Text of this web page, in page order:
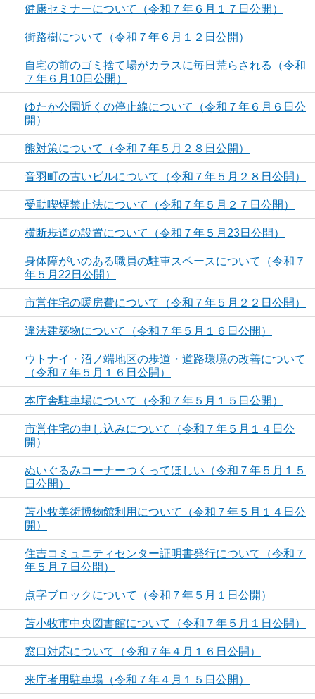
健康セミナーについて（令和７年６月１７日公開）
街路樹について（令和７年６月１２日公開）
自宅の前のゴミ捨て場がカラスに毎日荒らされる（令和
７年６月10日公開）
ゆたか公園近くの停止線について（令和７年６月６日公
開）
熊対策について（令和７年５月２８日公開）
音羽町の古いビルについて（令和７年５月２８日公開）
受動喫煙禁止法について（令和７年５月２７日公開）
横断歩道の設置について（令和７年５月23日公開）
身体障がいのある職員の駐車スペースについて（令和７
年５月22日公開）
市営住宅の暖房費について（令和７年５月２２日公開）
違法建築物について（令和７年５月１６日公開）
ウトナイ・沼ノ端地区の歩道・道路環境の改善について
（令和７年５月１６日公開）
本庁舎駐車場について（令和７年５月１５日公開）
市営住宅の申し込みについて（令和７年５月１４日公
開）
ぬいぐるみコーナーつくってほしい（令和７年５月１５
日公開）
苫小牧美術博物館利用について（令和７年５月１４日公
開）
住吉コミュニティセンター証明書発行について（令和７
年５月７日公開）
点字ブロックについて（令和７年５月１日公開）
苫小牧市中央図書館について（令和７年５月１日公開）
窓口対応について（令和７年４月１６日公開）
来庁者用駐車場（令和７年４月１５日公開）